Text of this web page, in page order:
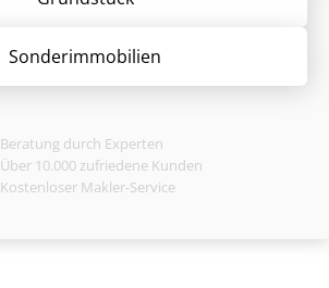
Sonder­immobilien
Beratung durch Experten
Über 10.000 zufriedene Kunden
Kostenloser Makler-Service